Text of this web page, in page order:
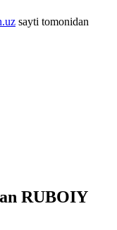
sayti tomonidan
RUBOIY